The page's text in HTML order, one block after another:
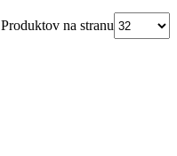
Produktov na stranu